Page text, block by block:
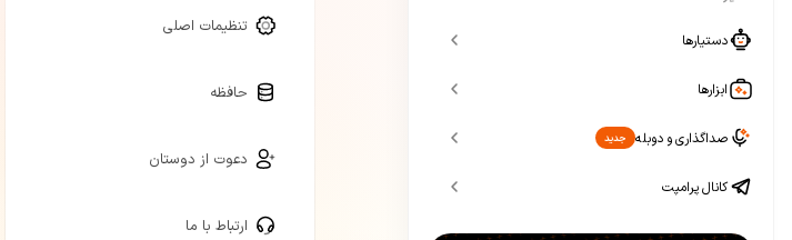
دستیارها
ابزارها
صداگذاری و دوبله جدید
کانال پرامپت
تنظیمات اصلی
حافظه
دعوت از دوستان
ارتباط با ما